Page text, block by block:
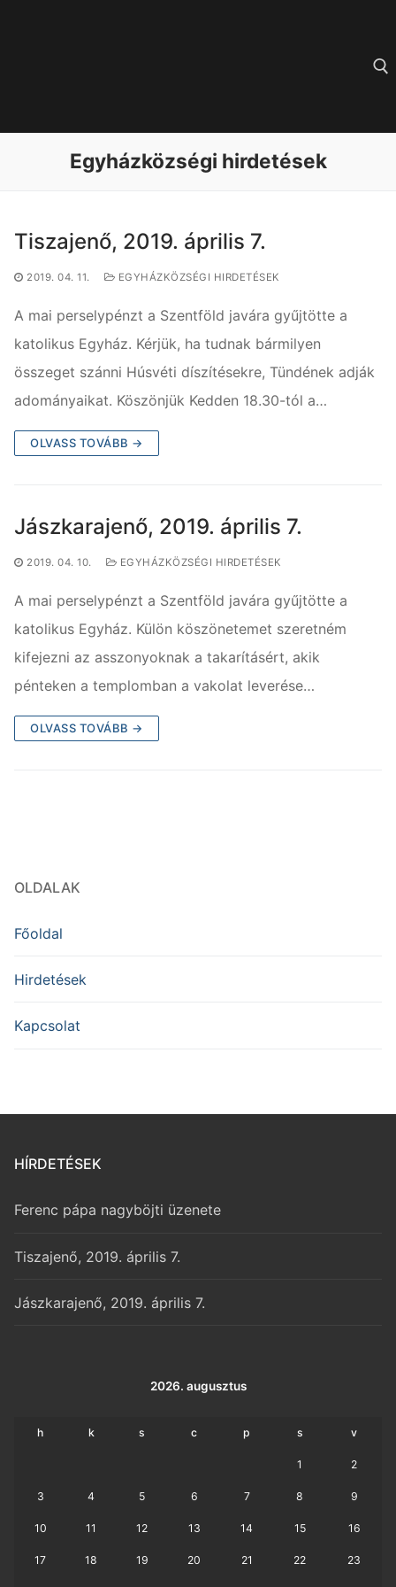
Egyházközségi hirdetések
Tiszajenő, 2019. április 7.
2019. 04. 11. EGYHÁZKÖZSÉGI HIRDETÉSEK
A mai perselypénzt a Szentföld javára gyűjtötte a
katolikus Egyház. Kérjük, ha tudnak bármilyen
összeget szánni Húsvéti díszítésekre, Tündének adják
adományaikat. Köszönjük Kedden 18.30-tól a…
OLVASS TOVÁBB →
Jászkarajenő, 2019. április 7.
2019. 04. 10. EGYHÁZKÖZSÉGI HIRDETÉSEK
A mai perselypénzt a Szentföld javára gyűjtötte a
katolikus Egyház. Külön köszönetemet szeretném
kifejezni az asszonyoknak a takarításért, akik
pénteken a templomban a vakolat leverése…
OLVASS TOVÁBB →
OLDALAK
Főoldal
Hirdetések
Kapcsolat
HÍRDETÉSEK
Ferenc pápa nagyböjti üzenete
Tiszajenő, 2019. április 7.
Jászkarajenő, 2019. április 7.
2026. augusztus
h k s c p s v
1 2
3 4 5 6 7 8 9
10 11 12 13 14 15 16
17 18 19 20 21 22 23